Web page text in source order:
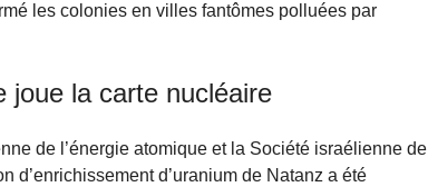
les colonies en villes fantômes polluées par
joue la carte nucléaire
de l’énergie atomique et la Société israélienne de
d’enrichissement d’uranium de Natanz a été